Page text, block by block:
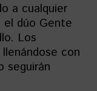
a cualquier
dúo Gente
Los
con
seguirán